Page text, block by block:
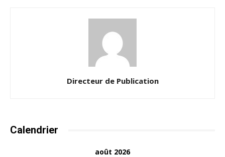
Directeur de Publication
Calendrier
août 2026